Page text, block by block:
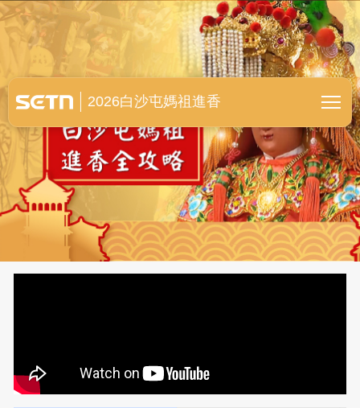
白沙屯媽祖進香全紀錄
2026白沙屯媽祖進香